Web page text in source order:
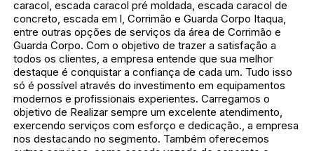
caracol, escada caracol pré moldada, escada caracol de
concreto, escada em l, Corrimão e Guarda Corpo Itaqua,
entre outras opções de serviços da área de Corrimão e
Guarda Corpo. Com o objetivo de trazer a satisfação a
todos os clientes, a empresa entende que sua melhor
destaque é conquistar a confiança de cada um. Tudo isso
só é possível através do investimento em equipamentos
modernos e profissionais experientes. Carregamos o
objetivo de Realizar sempre um excelente atendimento,
exercendo serviços com esforço e dedicação., a empresa
nos destacando no segmento. Também oferecemos